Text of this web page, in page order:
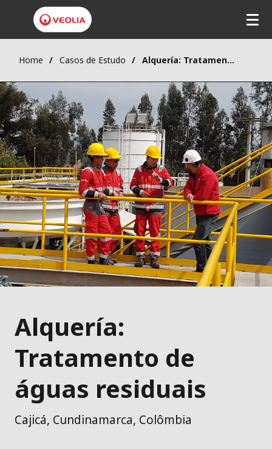
Home Casos de Estudo Alquería: Tratamento de águas residuais
Alquería:
Tratamento de
águas residuais
Cajicá, Cundinamarca, Colômbia